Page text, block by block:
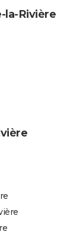
la-Rivière